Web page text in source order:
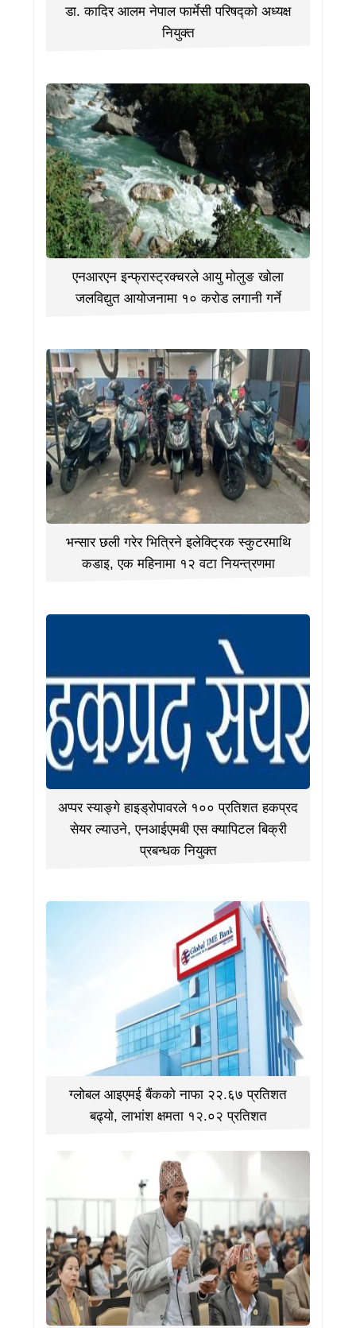
डा. कादिर आलम नेपाल फार्मेसी परिषद्को अध्यक्ष
नियुक्त
एनआरएन इन्फ्रास्ट्रक्चरले आयु मोलुङ खोला
जलविद्युत आयोजनामा १० करोड लगानी गर्ने
भन्सार छली गरेर भित्रिने इलेक्ट्रिक स्कुटरमाथि
कडाइ, एक महिनामा १२ वटा नियन्त्रणमा
अप्पर स्याङ्गे हाइड्रोपावरले १०० प्रतिशत हकप्रद
सेयर ल्याउने, एनआईएमबी एस क्यापिटल बिक्री
प्रबन्धक नियुक्त
ग्लोबल आइएमई बैंकको नाफा २२.६७ प्रतिशत
बढ्यो, लाभांश क्षमता १२.०२ प्रतिशत